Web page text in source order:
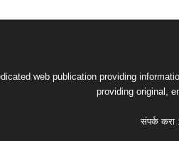
web publication providing
providing original,
संपर्क करा :